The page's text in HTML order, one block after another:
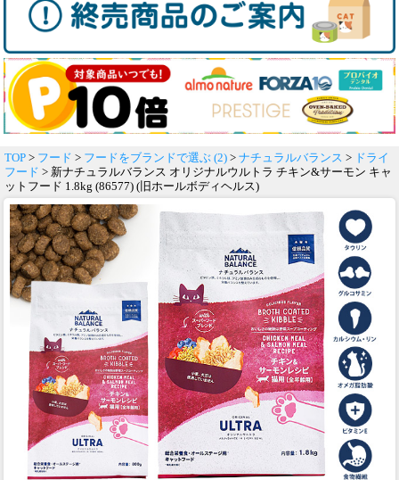
TOP > フード > フードをブランドで選ぶ (2) > ナチュラルバランス >
ドライ
フード > 新ナチュラルバランス オリジナルウルトラ チキン&サーモン キャ
ットフード 1.8kg (86577) (旧ホールボディヘルス)